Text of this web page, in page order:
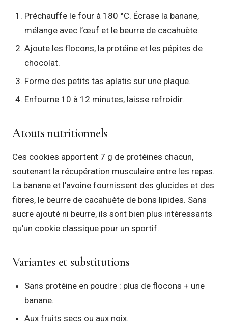
Préchauffe le four à 180 °C. Écrase la banane,
mélange avec l’œuf et le beurre de cacahuète.
Ajoute les flocons, la protéine et les pépites de
chocolat.
Forme des petits tas aplatis sur une plaque.
Enfourne 10 à 12 minutes, laisse refroidir.
Atouts nutritionnels
Ces cookies apportent 7 g de protéines chacun,
soutenant la récupération musculaire entre les repas.
La banane et l’avoine fournissent des glucides et des
fibres, le beurre de cacahuète de bons lipides. Sans
sucre ajouté ni beurre, ils sont bien plus intéressants
qu’un cookie classique pour un sportif.
Variantes et substitutions
Sans protéine en poudre : plus de flocons + une
banane.
Aux fruits secs ou aux noix.